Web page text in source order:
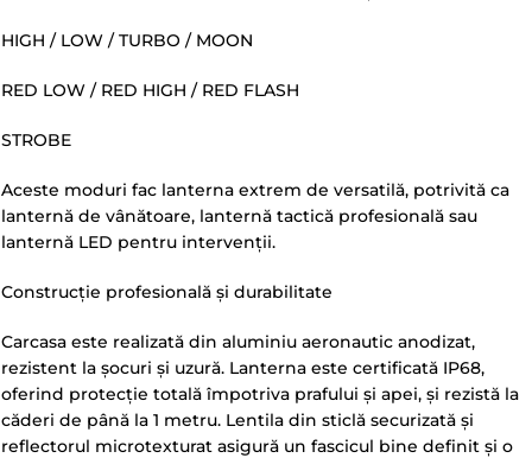
HIGH / LOW / TURBO / MOON
RED LOW / RED HIGH / RED FLASH
STROBE
Aceste moduri fac lanterna extrem de versatilă, potrivită ca
lanternă de vânătoare, lanternă tactică profesională sau
lanternă LED pentru intervenții.
Construcție profesională și durabilitate
Carcasa este realizată din aluminiu aeronautic anodizat,
rezistent la șocuri și uzură. Lanterna este certificată IP68,
oferind protecție totală împotriva prafului și apei, și rezistă la
căderi de până la 1 metru. Lentila din sticlă securizată și
reflectorul microtexturat asigură un fascicul bine definit și o